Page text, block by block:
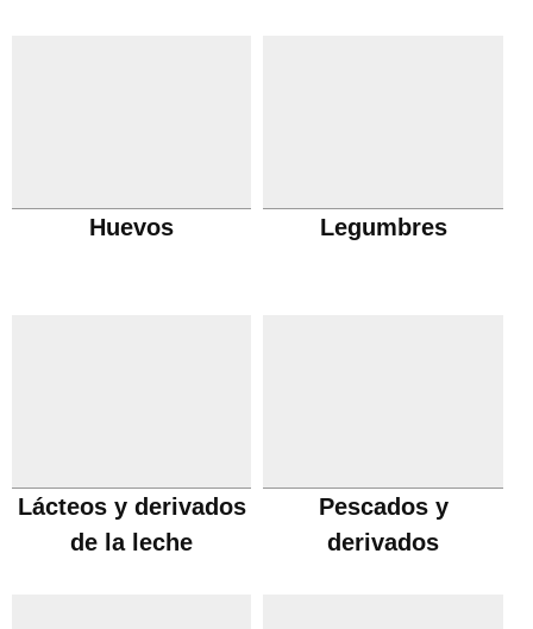
Huevos Legumbres
Lácteos y derivados
de la leche
Pescados y
derivados